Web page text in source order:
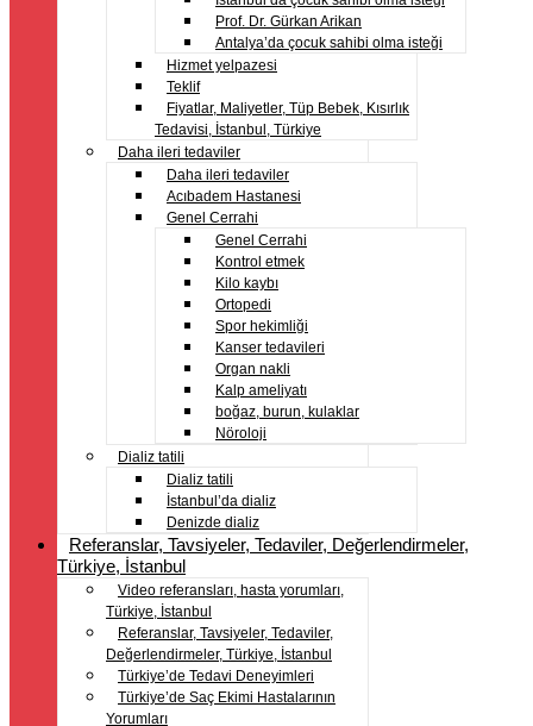
Prof. Dr. Gürkan Arikan
Antalya’da çocuk sahibi olma isteği
Hizmet yelpazesi
Teklif
Fiyatlar, Maliyetler, Tüp Bebek, Kısırlık
Tedavisi, İstanbul, Türkiye
Daha ileri tedaviler
Daha ileri tedaviler
Acıbadem Hastanesi
Genel Cerrahi
Genel Cerrahi
Kontrol etmek
Kilo kaybı
Ortopedi
Spor hekimliği
Kanser tedavileri
Organ nakli
Kalp ameliyatı
boğaz, burun, kulaklar
Nöroloji
Dializ tatili
Dializ tatili
İstanbul’da dializ
Denizde dializ
Referanslar, Tavsiyeler, Tedaviler, Değerlendirmeler,
Türkiye, İstanbul
Video referansları, hasta yorumları,
Türkiye, İstanbul
Referanslar, Tavsiyeler, Tedaviler,
Değerlendirmeler, Türkiye, İstanbul
Türkiye’de Tedavi Deneyimleri
Türkiye’de Saç Ekimi Hastalarının
Yorumları